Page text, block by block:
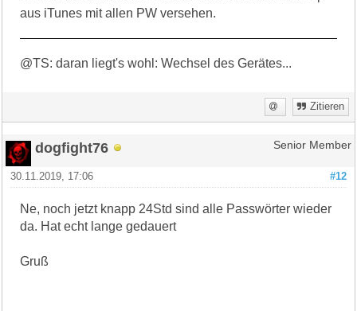
aus iTunes mit allen PW versehen.
@TS: daran liegt's wohl: Wechsel des Gerätes...
Zitieren
dogfight76 Senior Member
#12
30.11.2019, 17:06
Ne, noch jetzt knapp 24Std sind alle Passwörter wieder
da. Hat echt lange gedauert
Gruß